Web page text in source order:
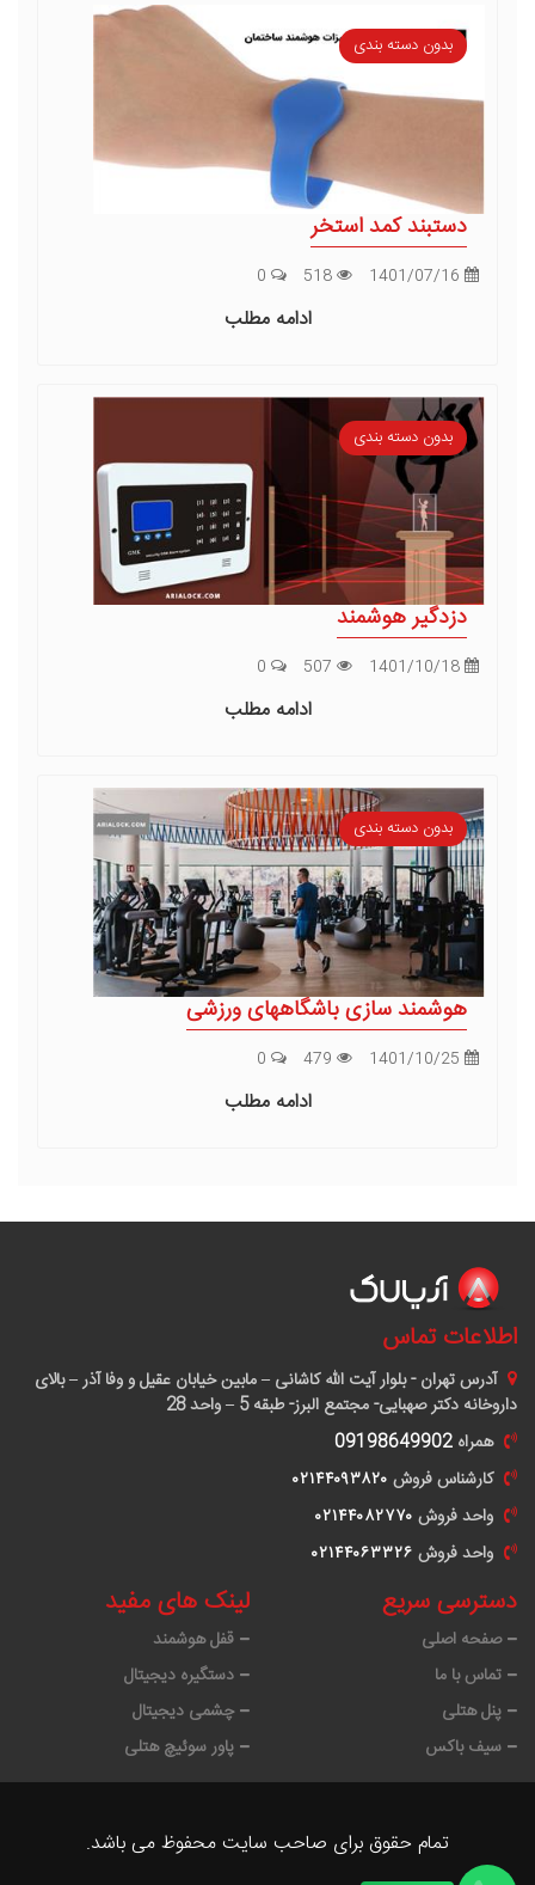
بدون دسته بندی
دستبند کمد استخر
ادامه مطلب
بدون دسته بندی
دزدگیر هوشمند
ادامه مطلب
بدون دسته بندی
هوشمند سازی باشگاههای ورزشی
ادامه مطلب
لینک های مفید
قفل هوشمند
دستگیره دیجیتال
چشمی دیجیتال
پاور سوئیچ هتلی
دسترسی سریع
صفحه اصلی
تماس با ما
پنل هتلی
سیف باکس
اطلاعات تماس
آدرستهران - بلوار آیت الله کاشانی – مابین خیابان عقیل و وفا آذر – بالای
داروخانه دکتر صهبایی- مجتمع البرز- طبقه 5 – واحد 28
همراه 09198649902
کارشناس فروش ٠٢١۴۴٠٩٣٨٢٠
واحد فروش ٠٢١۴۴٠٨٢٧٧٠
واحد فروش ٠٢١۴۴٠۶٣٣٢۶
تمام حقوق برای صاحب سایت محفوظ می باشد.